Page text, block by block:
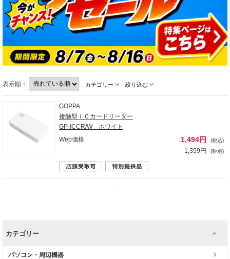
表示順： カテゴリー 絞り込む
GOPPA
接触型ＩＣカードリーダー
GP-ICCR/W ホワイト
Web価格
1,494円 (税込)
1,359円 (税別)
カテゴリー
パソコン・周辺機器